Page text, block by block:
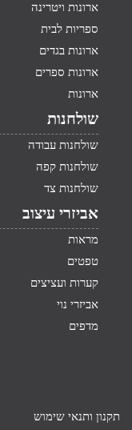
ארונות ויטרינה
ספריות לבית
ארונות בגדים
ארונות ספרים
ארונות
שולחנות
שולחנות עבודה
שולחנות קפה
שולחנות צד
אביזרי עיצוב
מראות
טפטים
קערות ועציצים
אביזרי נוי
מדפים
תקנון ותנאי שימוש